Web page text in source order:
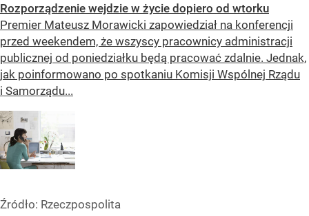
Rozporządzenie wejdzie w życie dopiero od wtorku
Premier Mateusz Morawicki zapowiedział na konferencji
przed weekendem, że wszyscy pracownicy administracji
publicznej od poniedziałku będą pracować zdalnie. Jednak,
jak poinformowano po spotkaniu Komisji Wspólnej Rządu
i Samorządu...
Źródło: Rzeczpospolita